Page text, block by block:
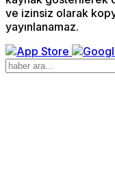
ve izinsiz olarak
yayınlanamaz.